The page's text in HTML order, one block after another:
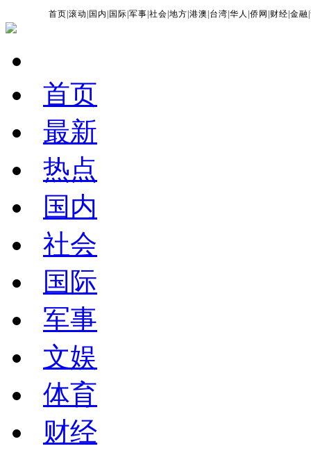
首页 |滚动 国内 国际 |军事 |社会 |地方 |港澳 台湾 |华人 |侨网 财经 |金融 |
首页
最新
热点
国内
社会
国际
军事
文娱
体育
财经